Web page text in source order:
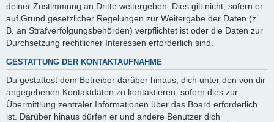
deiner Zustimmung an Dritte weitergeben. Dies gilt nicht, sofern er
auf Grund gesetzlicher Regelungen zur Weitergabe der Daten (z.
B. an Strafverfolgungsbehörden) verpflichtet ist oder die Daten zur
Durchsetzung rechtlicher Interessen erforderlich sind.
GESTATTUNG DER KONTAKTAUFNAHME
Du gestattest dem Betreiber darüber hinaus, dich unter den von dir
angegebenen Kontaktdaten zu kontaktieren, sofern dies zur
Übermittlung zentraler Informationen über das Board erforderlich
ist. Darüber hinaus dürfen er und andere Benutzer dich